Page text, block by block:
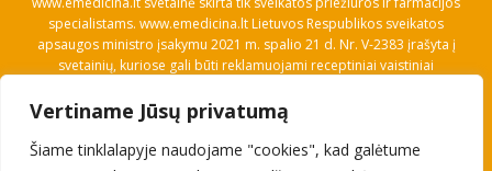
Vertiname Jūsų privatumą
Šiame tinklalapyje naudojame "cookies", kad galėtume
specialistams. www.emedicina.lt Lietuvos Respublikos sveikatos
apsaugos ministro įsakymu 2021 m. spalio 21 d. Nr. V-2383 įrašyta į
svetainių, kuriose gali būti reklamuojami receptiniai vaistiniai
savo profesinę kvalifikaciją. Naudingos nuorodos: Vaistų ir medicinos
pagalbos priemonių kainų paieška, VVKT tinklalapis, Sveikatos
priežiūros ar farmacijos specialisto pranešimo apie įtariamą